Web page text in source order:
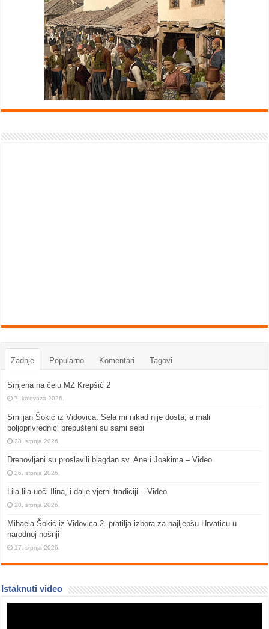
Zadnje Popularno Komentari Tagovi
Smjena na čelu MZ Krepšić 2
7. kolovoza 2026.
Smiljan Šokić iz Vidovica: Sela mi nikad nije dosta, a mali
poljoprivrednici prepušteni su sami sebi
28. srpnja 2026.
Drenovljani su proslavili blagdan sv. Ane i Joakima – Video
26. srpnja 2026.
Lila lila uoči Ilina, i dalje vjerni tradiciji – Video
20. srpnja 2026.
Mihaela Šokić iz Vidovica 2. pratilja izbora za najljepšu Hrvaticu u
narodnoj nošnji
17. srpnja 2026.
Istaknuti video